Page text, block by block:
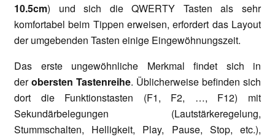
10.5cm) und sich die QWERTY Tasten als sehr
komfortabel beim Tippen erweisen, erfordert das Layout
der umgebenden Tasten einige Eingewöhnungszeit.
Das erste ungewöhnliche Merkmal findet sich in
derobersten Tastenreihe. Üblicherweise befinden sich
dort die Funktionstasten (F1, F2, …, F12) mit
Sekundärbelegungen (Lautstärkeregelung,
Stummschalten, Helligkeit, Play, Pause, Stop, etc.),